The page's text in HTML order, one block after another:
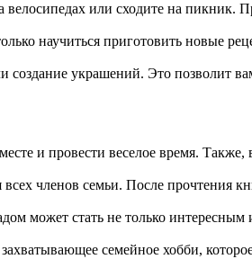
велосипедах или сходите на пикник.
научиться приготовить новые
украшений. Это позволит
и провести веселое время.
членов семьи. После прочтения
может стать не только
семейное хобби,